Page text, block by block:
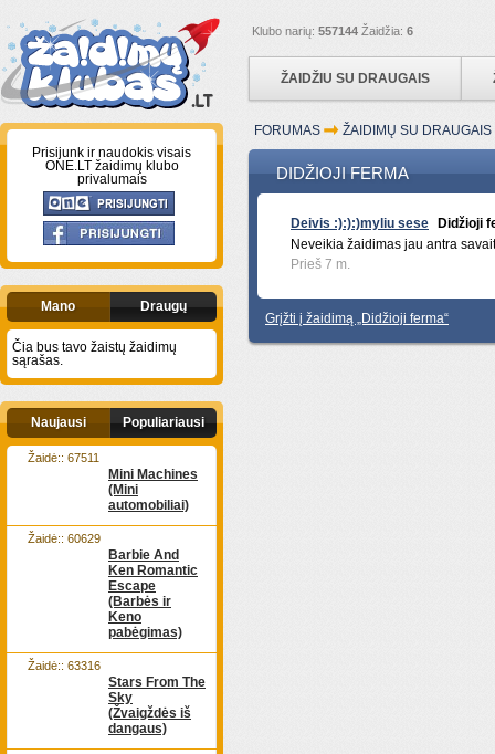
Klubo narių: 557144 Žaidžia: 6
ŽAIDŽIU SU DRAUGAIS
Prisijunk ir naudokis visais
ONE.LT žaidimų klubo
privalumais
Mano Draugų
Čia bus tavo žaistų žaidimų
sąrašas.
Naujausi Populiariausi
Mini Machines
(Mini
automobiliai)
Žaidė:: 67511
Barbie And
Ken Romantic
Escape
(Barbės ir
Keno
pabėgimas)
Žaidė:: 60629
Stars From The
Sky
(Žvaigždės iš
dangaus)
Žaidė:: 63316
FORUMAS ŽAIDIMŲ SU
DIDŽIOJI FERMA
Deivis :):):)myliu sese
Didžioji
Neveikia žaidimas jau antra
Prieš 7 m.
Grįžti į žaidimą „Didžioji ferma“